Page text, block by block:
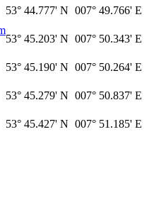
53° 44.777' N 007° 49.766' E
53° 45.203' N 007° 50.343' E
53° 45.190' N 007° 50.264' E
53° 45.279' N 007° 50.837' E
53° 45.427' N 007° 51.185' E